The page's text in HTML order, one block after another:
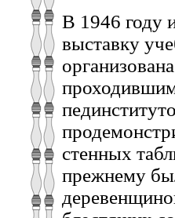
В 1946 году
выставку
стенных
прежнему